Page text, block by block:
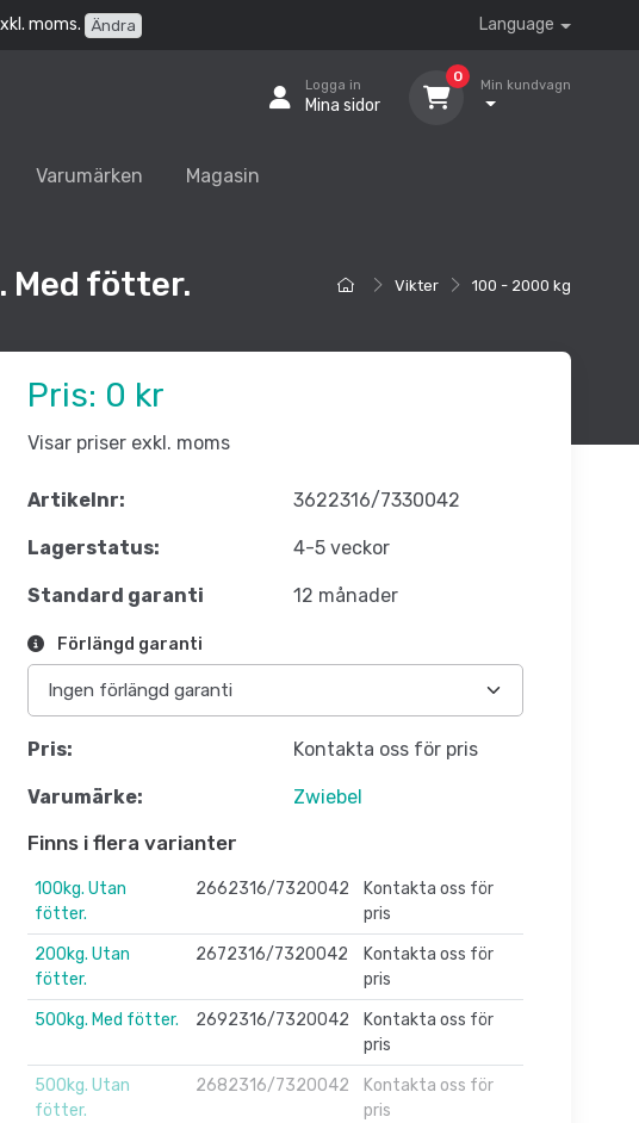
moms. Ändra Language
Logga in
Mina sidor
0
Min kundvagn
Varumärken Magasin
Vikter 100 - 2000 kg
Med fötter.
Pris: 0 kr
Visar priser exkl. moms
Artikelnr: 3622316/7330042
Lagerstatus: 4-5 veckor
Standard garanti 12 månader
Förlängd garanti
Pris: Kontakta oss för pris
Varumärke: Zwiebel
Finns i flera varianter
100kg. Utan
fötter.
2662316/7320042
Kontakta oss för
pris
200kg. Utan
fötter.
2672316/7320042
Kontakta oss för
pris
500kg. Med fötter.
2692316/7320042
Kontakta oss för
pris
500kg. Utan
fötter.
2682316/7320042
Kontakta oss för
pris